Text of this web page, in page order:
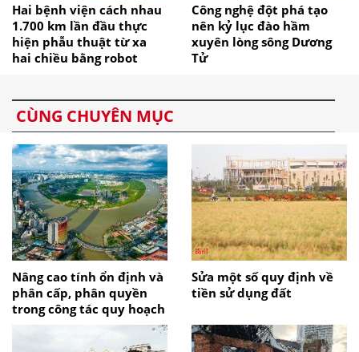
Hai bệnh viện cách nhau
1.700 km lần đầu thực
hiện phẫu thuật từ xa
hai chiều bằng robot
Công nghệ đột phá tạo
nên kỷ lục đào hầm
xuyên lòng sông Dương
Tử
CÙNG CHUYÊN MỤC
Nâng cao tính ổn định và
phân cấp, phân quyền
trong công tác quy hoạch
Sửa một số quy định về
tiền sử dụng đất